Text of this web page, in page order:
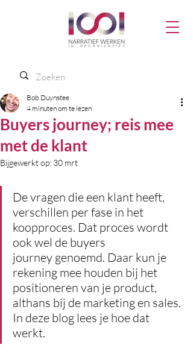
Buyers journey; reis mee
met de klant
Bob Duynstee
4 minuten om te lezen
Bijgewerkt op: 30 mrt
De vragen die een klant heeft,
verschillen per fase in het
koopproces. Dat proces wordt
ook wel de buyers
journey genoemd. Daar kun je
rekening mee houden bij het
positioneren van je product,
althans bij de marketing en sales.
In deze blog lees je hoe dat
werkt.